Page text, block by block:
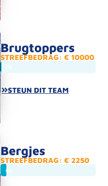
Brugtoppers
STREEFBEDRAG: € 10000
STEUN DIT TEAM
Bergjes
STREEFBEDRAG: € 2250
6%